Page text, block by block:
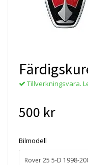
Tillverkningsvara.
500 kr
Bilmodell
Rover 25 5-D 1998-